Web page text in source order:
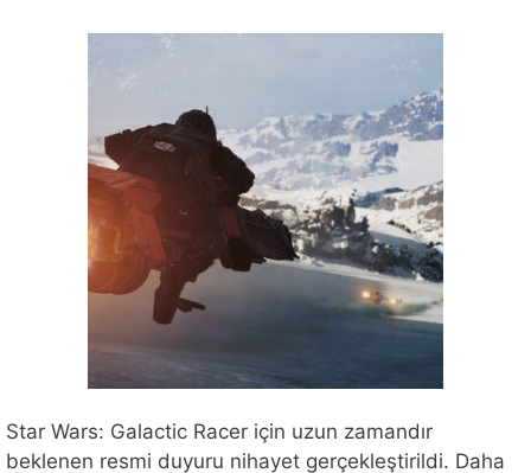
Star Wars: Galactic Racer için uzun zamandır
beklenen resmi duyuru nihayet gerçekleştirildi. Daha